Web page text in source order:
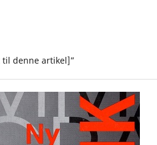
til denne artikel]”